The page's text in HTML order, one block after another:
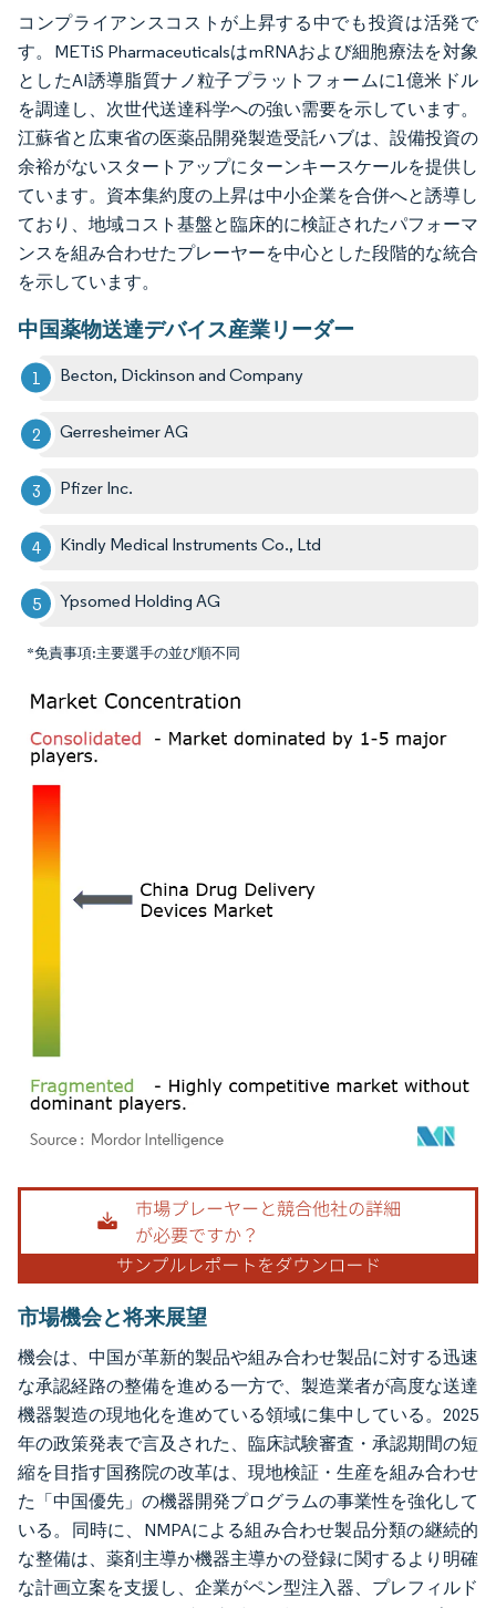
コンプライアンスコストが上昇する中でも投資は活発で
す。METiS PharmaceuticalsはmRNAおよび細胞療法を対象
としたAI誘導脂質ナノ粒子プラットフォームに1億米ドル
を調達し、次世代送達科学への強い需要を示しています。
江蘇省と広東省の医薬品開発製造受託ハブは、設備投資の
余裕がないスタートアップにターンキースケールを提供し
ています。資本集約度の上昇は中小企業を合併へと誘導し
ており、地域コスト基盤と臨床的に検証されたパフォーマ
ンスを組み合わせたプレーヤーを中心とした段階的な統合
を示しています。
中国薬物送達デバイス産業リーダー
Becton, Dickinson and Company
Gerresheimer AG
Pfizer Inc.
Kindly Medical Instruments Co., Ltd
Ypsomed Holding AG
*免責事項:主要選手の並び順不同
画像 © Mordor Intelligence。再利用にはCC BY 4.0の表示が必要です。
市場機会と将来展望
機会は、中国が革新的製品や組み合わせ製品に対する迅速
な承認経路の整備を進める一方で、製造業者が高度な送達
機器製造の現地化を進めている領域に集中している。2025
年の政策発表で言及された、臨床試験審査・承認期間の短
縮を目指す国務院の改革は、現地検証・生産を組み合わせ
た「中国優先」の機器開発プログラムの事業性を強化して
いる。同時に、NMPAによる組み合わせ製品分類の継続的
な整備は、薬剤主導か機器主導かの登録に関するより明確
な計画立案を支援し、企業がペン型注入器、プレフィルド